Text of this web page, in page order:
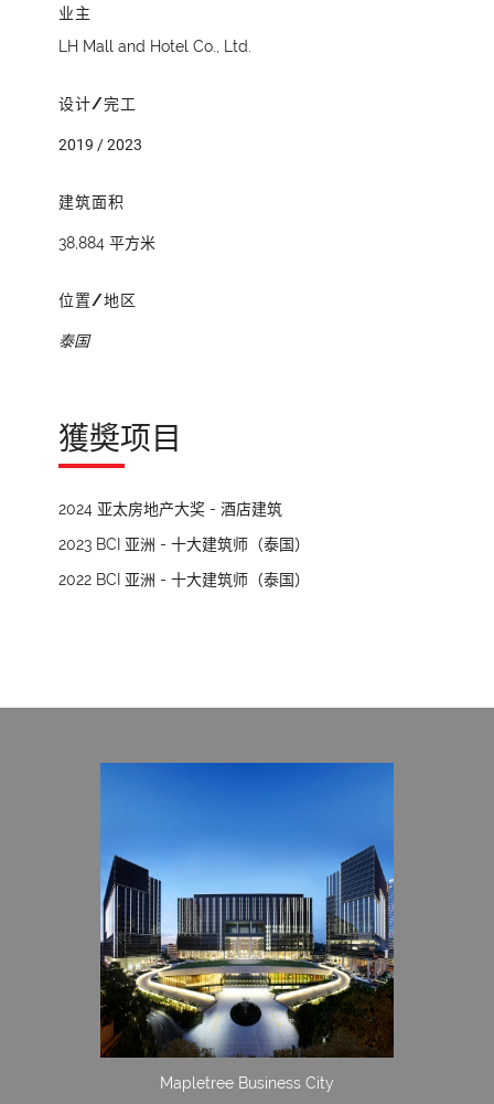
业主
LH Mall and Hotel Co., Ltd.
设计/完工
2019 / 2023
建筑面积
38,884 平方米
位置/地区
泰国
獲奬项目
2024 亚太房地产大奖 - 酒店建筑
2023 BCI 亚洲 - 十大建筑师（泰国）
2022 BCI 亚洲 - 十大建筑师（泰国）
Mapletree Business City